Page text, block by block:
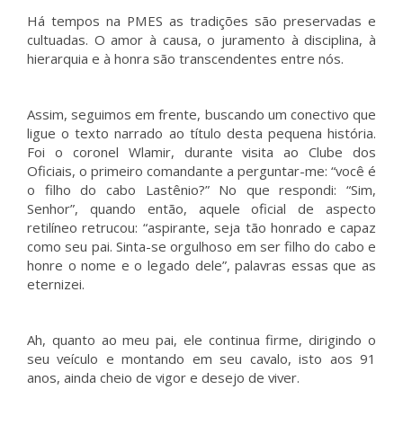
Há tempos na PMES as tradições são preservadas e
cultuadas. O amor à causa, o juramento à disciplina, à
hierarquia e à honra são transcendentes entre nós.
Assim, seguimos em frente, buscando um conectivo que
ligue o texto narrado ao título desta pequena história.
Foi o coronel Wlamir, durante visita ao Clube dos
Oficiais, o primeiro comandante a perguntar-me: “você é
o filho do cabo Lastênio?” No que respondi: “Sim,
Senhor”, quando então, aquele oficial de aspecto
retilíneo retrucou: “aspirante, seja tão honrado e capaz
como seu pai. Sinta-se orgulhoso em ser filho do cabo e
honre o nome e o legado dele”, palavras essas que as
eternizei.
Ah, quanto ao meu pai, ele continua firme, dirigindo o
seu veículo e montando em seu cavalo, isto aos 91
anos, ainda cheio de vigor e desejo de viver.